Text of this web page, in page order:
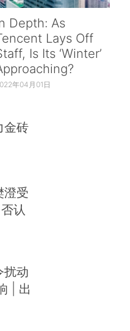
Depth: As
Lays Off
Is Its ‘Winter’
年04月01日
金砖
澄受
认
扰动
| 出